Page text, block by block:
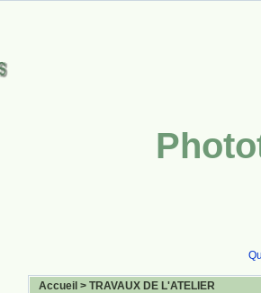
Accueil > TRAVAUX DE L'ATELIER